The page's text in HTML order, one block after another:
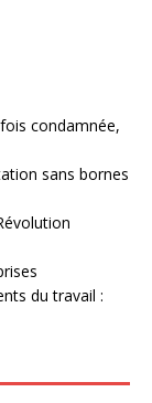
condamnée,
sans bornes
du travail :